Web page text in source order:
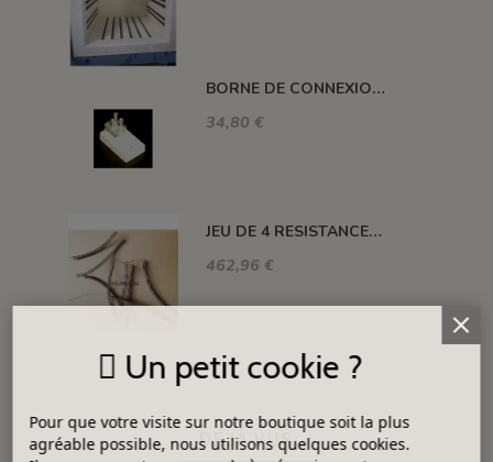
BORNE DE CONNEXION POUR FOUR H, ALFA, DELTA, HC ET SM
34,80 €
JEU DE 4 RESISTANCES FOUR 1320°C PLUTON-3S 76 L
462,96 €
DÉJÀ VUS
Un petit cookie ?
Pour que votre visite sur notre boutique soit la plus
agréable possible, nous utilisons quelques cookies.